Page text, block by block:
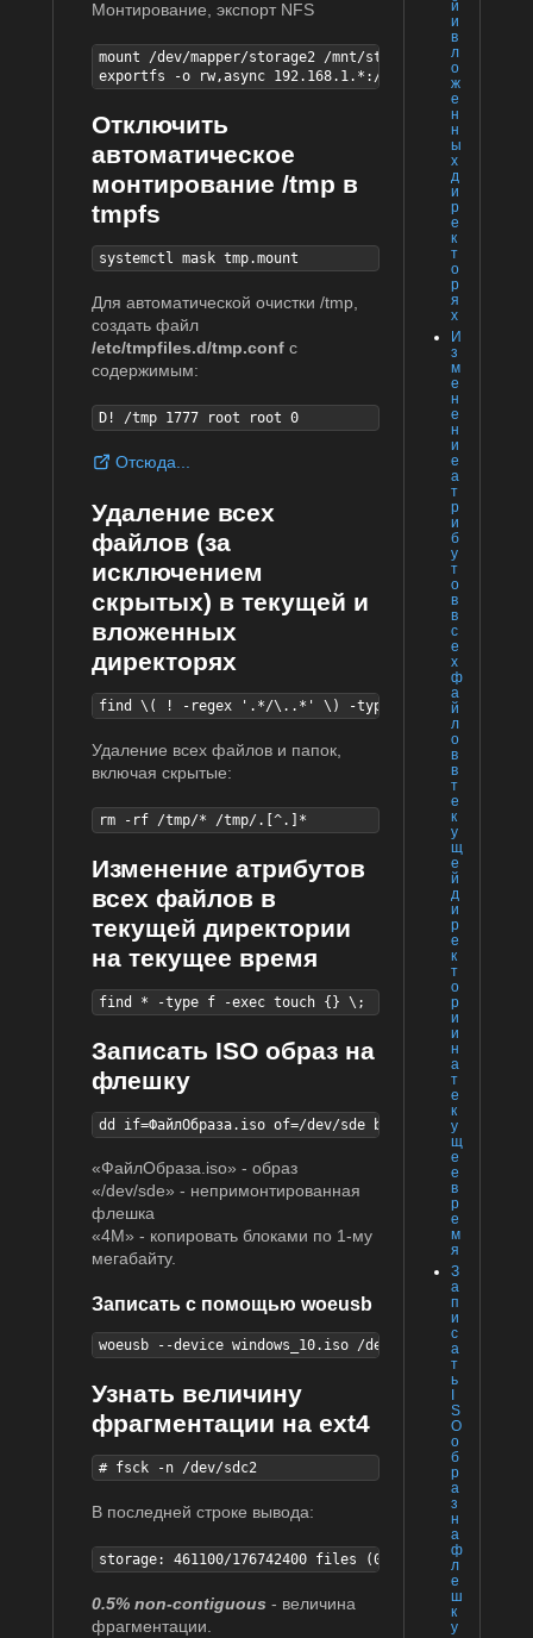
й
и
в
л
о
ж
е
н
н
ы
х
д
и
р
е
к
т
о
р
я
х
И
з
м
е
н
е
н
и
е
а
т
р
и
б
у
т
о
в
в
с
е
х
ф
а
й
л
о
в
в
т
е
к
у
щ
е
й
д
и
р
е
к
т
о
р
и
и
н
а
т
е
к
у
щ
е
е
в
р
е
м
я
З
а
п
и
с
а
т
ь
I
S
O
о
б
р
а
з
н
а
ф
л
е
ш
к
у
Монтирование, экспорт NFS
mount /dev/mapper/storage2 /mnt/storage2
exportfs -o rw,async 192.168.1.*:/mnt/storage2
Отключить
автоматическое
монтирование /tmp в
tmpfs
systemctl mask tmp.mount
Для автоматической очистки /tmp,
создать файл
/etc/tmpfiles.d/tmp.conf с
содержимым:
D! /tmp 1777 root root 0
Отсюда...
Удаление всех
файлов (за
исключением
скрытых) в текущей и
вложенных
директорях
find \( ! -regex '.*/\..*' \) -type f -exec rm -f
Удаление всех файлов и папок,
включая скрытые:
rm -rf /tmp/* /tmp/.[^.]*
Изменение атрибутов
всех файлов в
текущей директории
на текущее время
find * -type f -exec touch {} \;
Записать ISO образ на
флешку
dd if=ФайлОбраза.iso of=/dev/sde bs=4M
«ФайлОбраза.iso» - образ
«/dev/sde» - непримонтированная
флешка
«4M» - копировать блоками по 1-му
мегабайту.
Записать с помощью woeusb
woeusb --device windows_10.iso /dev/sdd
Узнать величину
фрагментации на ext4
# fsck -n /dev/sdc2
В последней строке вывода:
storage: 461100/176742400 files (0.5% non-
0.5% non-contiguous - величина
фрагментации.